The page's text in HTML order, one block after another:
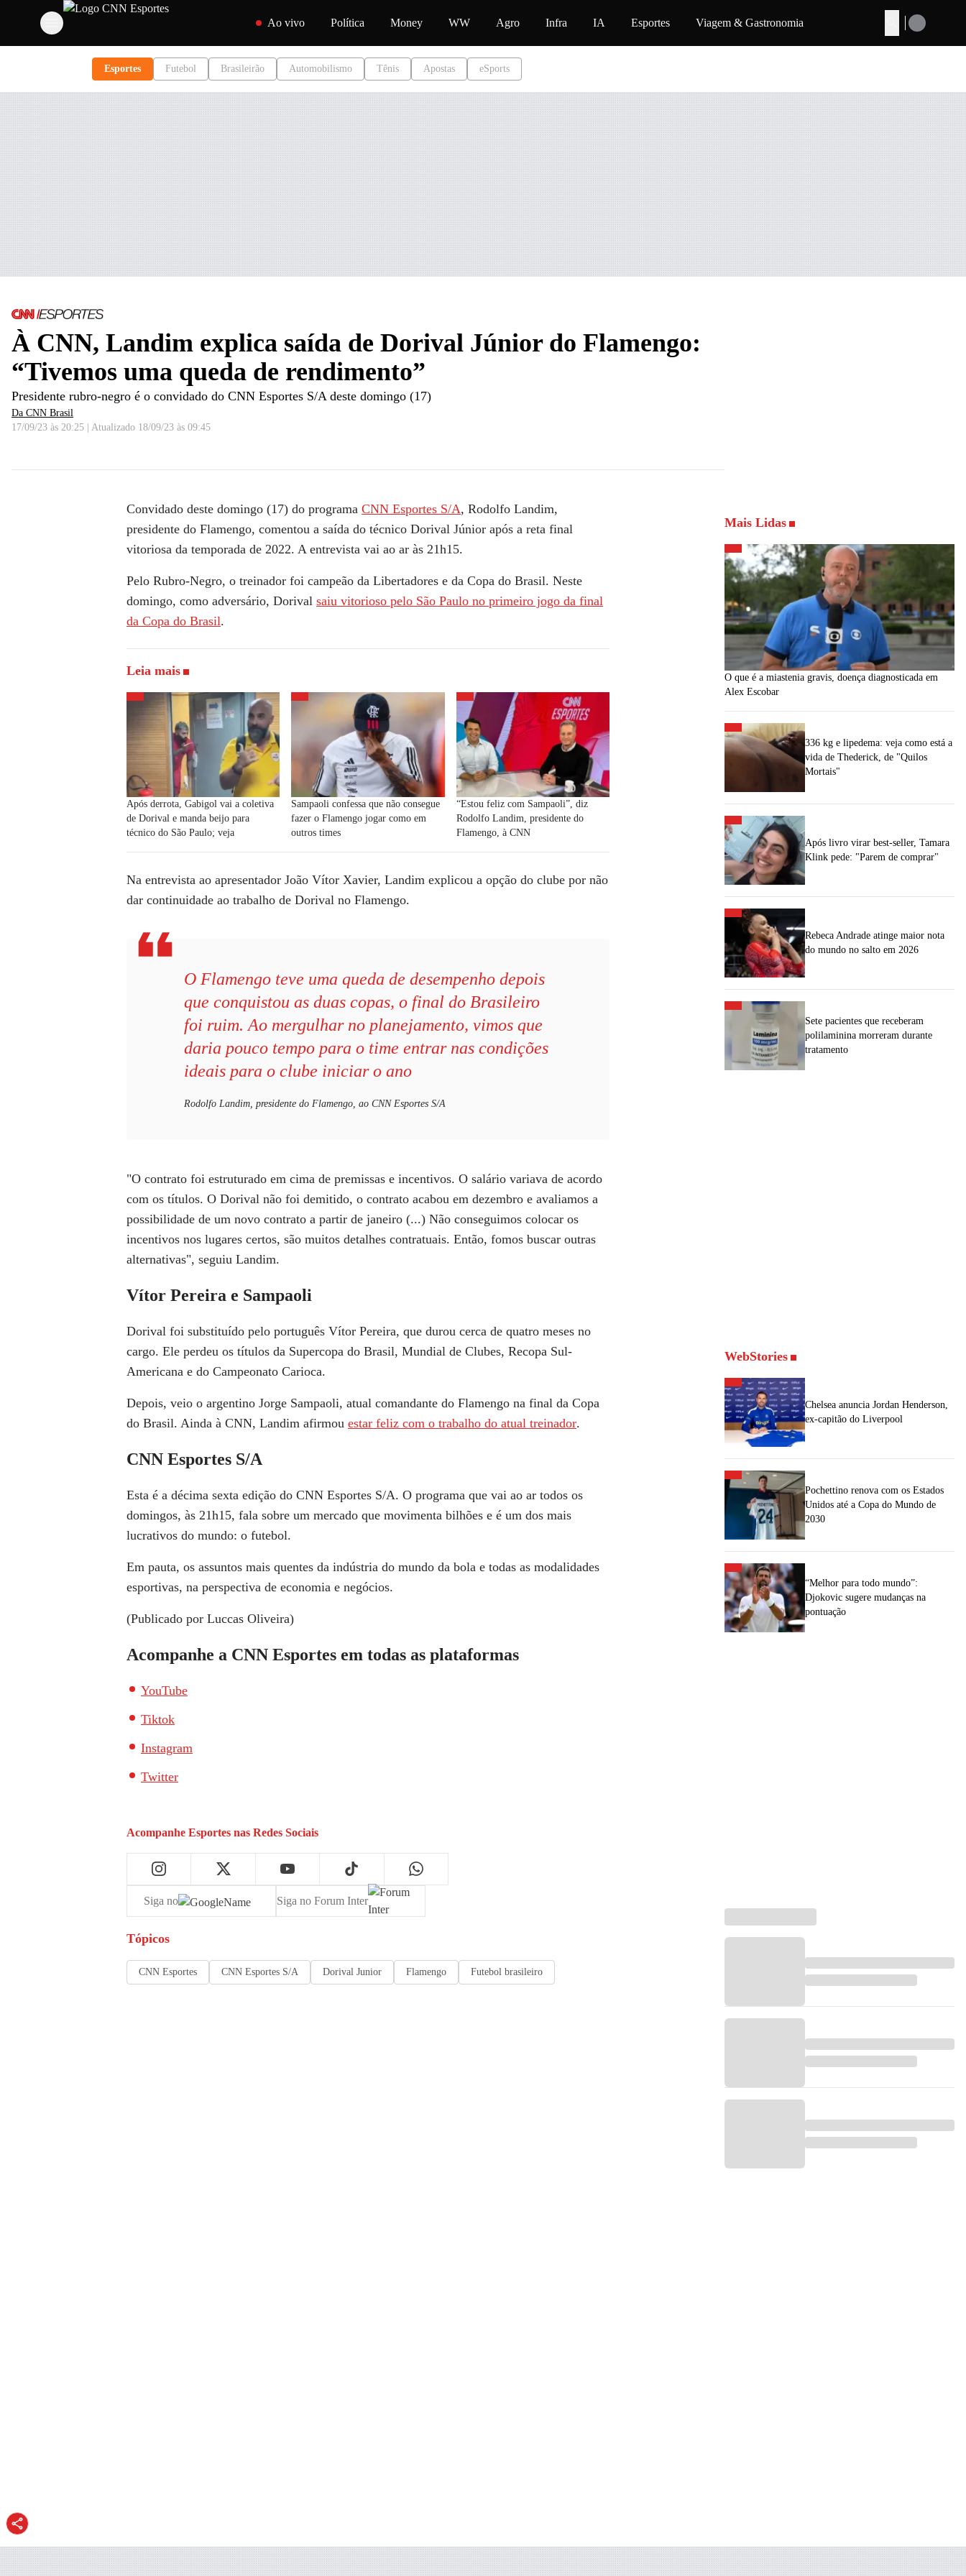
Buscar
Pular para o conteúdo
Ao vivo Política Money WW Agro Infra IA Esportes Viagem & Gastronomia
Esportes Futebol Brasileirão Automobilismo Tênis Apostas eSports
À CNN, Landim explica saída de Dorival Júnior do Flamengo:
“Tivemos uma queda de rendimento”
Presidente rubro-negro é o convidado do CNN Esportes S/A deste domingo (17)
Da CNN Brasil
17/09/23 às 20:25
Atualizado 18/09/23 às 09:45
Landim explica saída de Dorival Júnior: &quot;Tivemos uma queda de rendimento&quot; | CNN ESPORTES S/A
Convidado deste domingo (17) do programa CNN Esportes S/A, Rodolfo Landim,
presidente do Flamengo, comentou a saída do técnico Dorival Júnior após a reta final
vitoriosa da temporada de 2022. A entrevista vai ao ar às 21h15.
Pelo Rubro-Negro, o treinador foi campeão da Libertadores e da Copa do Brasil. Neste
domingo, como adversário, Dorival saiu vitorioso pelo São Paulo no primeiro jogo da final
da Copa do Brasil.
Leia mais
Após derrota, Gabigol vai a coletiva
de Dorival e manda beijo para
técnico do São Paulo; veja
Sampaoli confessa que não consegue
fazer o Flamengo jogar como em
outros times
“Estou feliz com Sampaoli”, diz
Rodolfo Landim, presidente do
Flamengo, à CNN
Na entrevista ao apresentador João Vítor Xavier, Landim explicou a opção do clube por não
dar continuidade ao trabalho de Dorival no Flamengo.
O Flamengo teve uma queda de desempenho depois
que conquistou as duas copas, o final do Brasileiro
foi ruim. Ao mergulhar no planejamento, vimos que
daria pouco tempo para o time entrar nas condições
ideais para o clube iniciar o ano
Rodolfo Landim, presidente do Flamengo, ao CNN Esportes S/A
"O contrato foi estruturado em cima de premissas e incentivos. O salário variava de acordo
com os títulos. O Dorival não foi demitido, o contrato acabou em dezembro e avaliamos a
possibilidade de um novo contrato a partir de janeiro (...) Não conseguimos colocar os
incentivos nos lugares certos, são muitos detalhes contratuais. Então, fomos buscar outras
alternativas", seguiu Landim.
Vítor Pereira e Sampaoli
Dorival foi substituído pelo português Vítor Pereira, que durou cerca de quatro meses no
cargo. Ele perdeu os títulos da Supercopa do Brasil, Mundial de Clubes, Recopa Sul-
Americana e do Campeonato Carioca.
Depois, veio o argentino Jorge Sampaoli, atual comandante do Flamengo na final da Copa
do Brasil. Ainda à CNN, Landim afirmou estar feliz com o trabalho do atual treinador.
CNN Esportes S/A
Esta é a décima sexta edição do CNN Esportes S/A. O programa que vai ao ar todos os
domingos, às 21h15, fala sobre um mercado que movimenta bilhões e é um dos mais
lucrativos do mundo: o futebol.
Em pauta, os assuntos mais quentes da indústria do mundo da bola e todas as modalidades
esportivas, na perspectiva de economia e negócios.
(Publicado por Luccas Oliveira)
Acompanhe a CNN Esportes em todas as plataformas
YouTube
Tiktok
Instagram
Twitter
Acompanhe Esportes nas Redes Sociais
Siga no Siga no Forum Inter
Tópicos
CNN Esportes CNN Esportes S/A Dorival Junior Flamengo Futebol brasileiro
Mais Lidas
O que é a miastenia gravis, doença diagnosticada em
Alex Escobar
336 kg e lipedema: veja como está a
vida de Thederick, de "Quilos
Mortais"
Após livro virar best-seller, Tamara
Klink pede: "Parem de comprar"
Rebeca Andrade atinge maior nota
do mundo no salto em 2026
Sete pacientes que receberam
polilaminina morreram durante
tratamento
WebStories
Chelsea anuncia Jordan Henderson,
ex-capitão do Liverpool
Pochettino renova com os Estados
Unidos até a Copa do Mundo de
2030
“Melhor para todo mundo”:
Djokovic sugere mudanças na
pontuação